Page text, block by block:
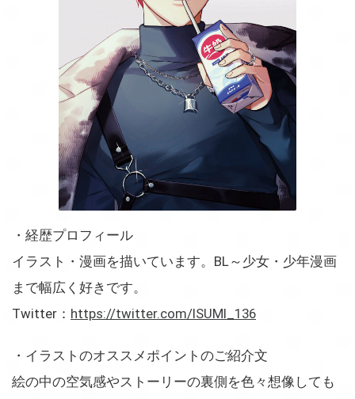
・経歴プロフィール
イラスト・漫画を描いています。BL～少女・少年漫画
まで幅広く好きです。
Twitter： https://twitter.com/ISUMI_136
・イラストのオススメポイントのご紹介文
絵の中の空気感やストーリーの裏側を色々想像しても